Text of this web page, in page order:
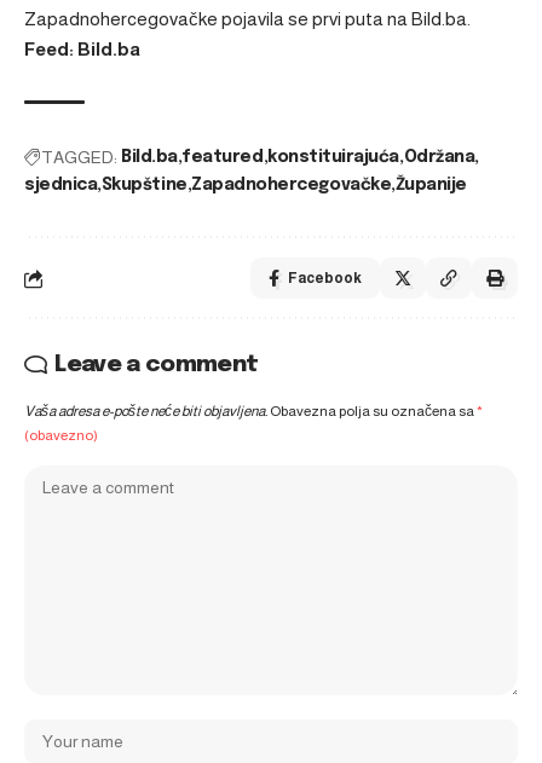
Zapadnohercegovačke pojavila se prvi puta na Bild.ba
Feed: Bild.ba
TAGGED: Bild.ba featured konstituirajuća Održana
sjednica Skupštine Zapadnohercegovačke Županije
Facebook
Leave a comment
Vaša adresa e-pošte neće biti objavljena. Obavezna polja su označena sa*
(obavezno)